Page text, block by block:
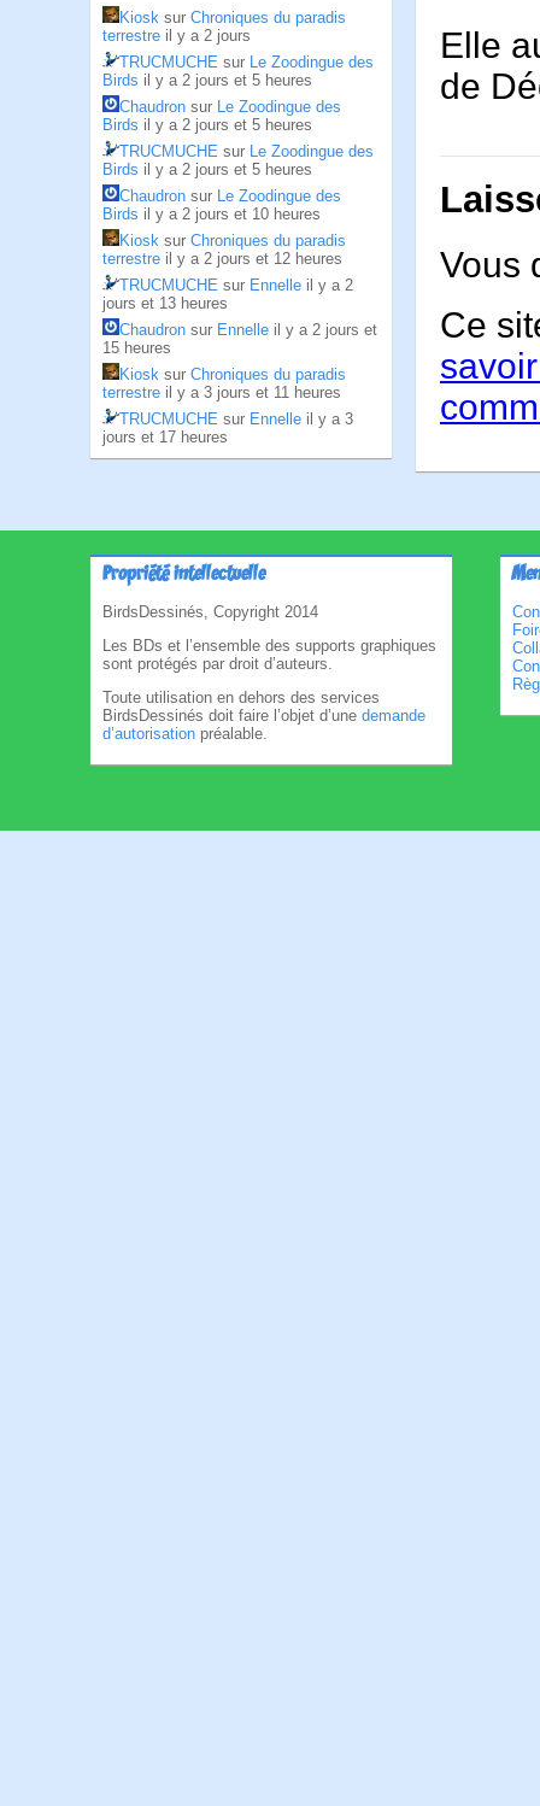
Kiosk sur Chroniques du paradis
terrestre il y a 2 jours
TRUCMUCHE sur Le Zoodingue des
Birds il y a 2 jours et 5 heures
Chaudron sur Le Zoodingue des
Birds il y a 2 jours et 5 heures
TRUCMUCHE sur Le Zoodingue des
Birds il y a 2 jours et 5 heures
Chaudron sur Le Zoodingue des
Birds il y a 2 jours et 10 heures
Kiosk sur Chroniques du paradis
terrestre il y a 2 jours et 12 heures
TRUCMUCHE sur Ennelle il y a 2
jours et 13 heures
Chaudron sur Ennelle il y a 2 jours et
15 heures
Kiosk sur Chroniques du paradis
terrestre il y a 3 jours et 11 heures
TRUCMUCHE sur Ennelle il y a 3
jours et 17 heures
Elle
de
Vous
Ce
Propriété intellectuelle
BirdsDessinés, Copyright 2014
Les BDs et l’ensemble des supports graphiques
sont protégés par droit d’auteurs.
Toute utilisation en dehors des services
BirdsDessinés doit faire l’objet d’une demande
d’autorisation préalable.